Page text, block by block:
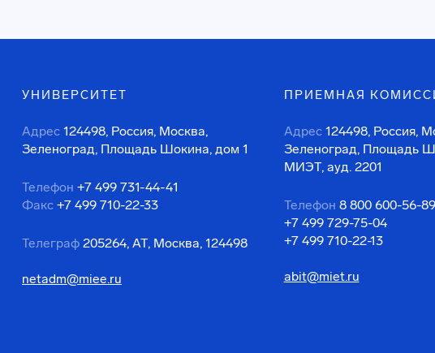
УНИВЕРСИТЕТ
Адрес 124498, Россия, Москва,
Зеленоград, Площадь Шокина, дом 1
Телефон +7 499 731-44-41
Факс +7 499 710-22-33
Телеграф 205264, АТ, Москва, 124498
netadm@miee.ru
ПРИЕМНАЯ
Адрес 124498, Россия,
Зеленоград, Площадь
МИЭТ, ауд. 2201
Телефон 8 800 600-56-89
+7 499 729-75-04
+7 499 710-22-13
abit@miet.ru